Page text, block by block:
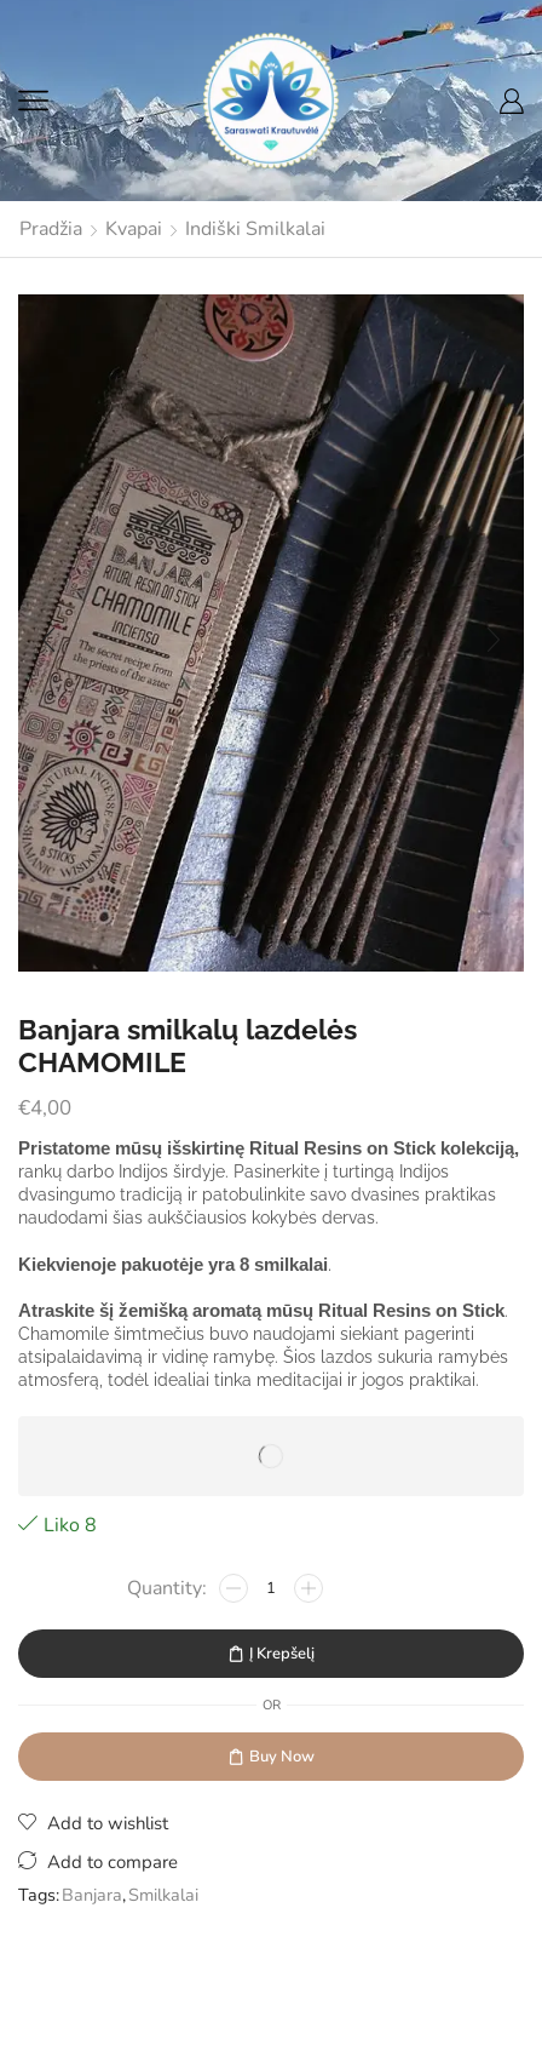
Pradžia Kvapai Indiški Smilkalai
Banjara smilkalų lazdelės
CHAMOMILE
€4,00
Pristatome mūsų išskirtinę Ritual Resins on Stick kolekciją,
rankų darbo Indijos širdyje. Pasinerkite į turtingą Indijos
dvasingumo tradiciją ir patobulinkite savo dvasines praktikas
naudodami šias aukščiausios kokybės dervas.
Kiekvienoje pakuotėje yra 8 smilkalai.
Atraskite šį žemišką aromatą mūsų Ritual Resins on Stick.
Chamomile šimtmečius buvo naudojami siekiant pagerinti
atsipalaidavimą ir vidinę ramybę. Šios lazdos sukuria ramybės
atmosferą, todėl idealiai tinka meditacijai ir jogos praktikai.
Liko 8
Į Krepšelį
OR
Buy Now
Add to wishlist
Add to compare
Tags:Banjara,Smilkalai